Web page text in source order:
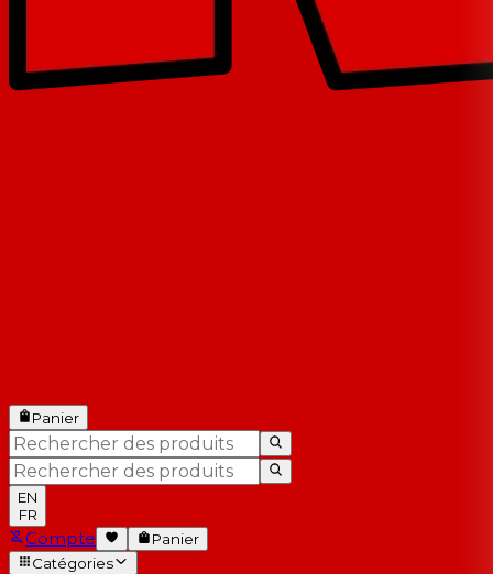
Panier
EN
FR
Compte
Panier
Catégories